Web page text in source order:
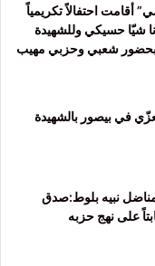
أقامت احتفالاً تكريمياً
شيّا حسيكي وللشهيدة
بحضور شعبي وحزبي مهيب
في بيصور بالشهيدة
نبيه بلوط:صدق
على نهج حزبه